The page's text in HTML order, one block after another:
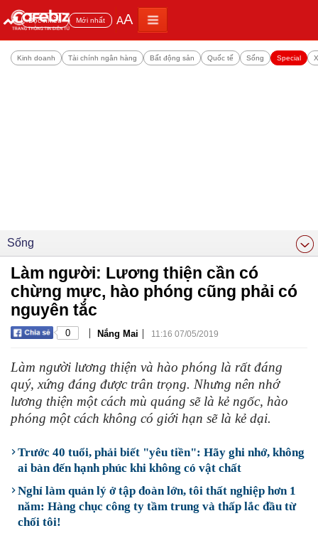
Đọc nhiều Mới nhất AA
Kinh doanh Tài chính ngân hàng Bất động sản Quốc tế Sống Special
Sống
Làm người: Lương thiện cần có
chừng mực, hào phóng cũng phải có
nguyên tắc
0 | Nắng Mai | 11:16 07/05/2019
Làm người lương thiện và hào phóng là rất đáng
quý, xứng đáng được trân trọng. Nhưng nên nhớ
lương thiện một cách mù quáng sẽ là kẻ ngốc, hào
phóng một cách không có giới hạn sẽ là kẻ dại.
Trước 40 tuổi, phải biết "yêu tiền": Hãy ghi nhớ, không
ai bàn đến hạnh phúc khi không có vật chất
Nghỉ làm quản lý ở tập đoàn lớn, tôi thất nghiệp hơn 1
năm: Hàng chục công ty tầm trung và thấp lắc đầu từ
chối tôi!